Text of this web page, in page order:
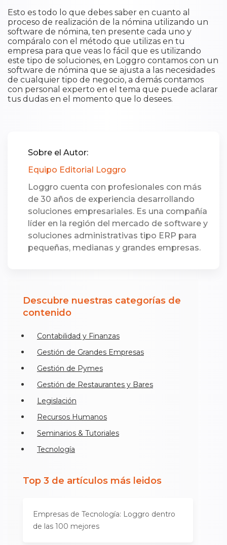
Esto es todo lo que debes saber en cuanto al
proceso de realización de la nómina utilizando un
software de nómina, ten presente cada uno y
compáralo con el método que utilizas en tu
empresa para que veas lo fácil que es utilizando
este tipo de soluciones, en Loggro contamos con un
software de nómina que se ajusta a las necesidades
de cualquier tipo de negocio, a demás contamos
con personal experto en el tema que puede aclarar
tus dudas en el momento que lo desees.
Sobre el Autor:
Equipo Editorial Loggro
Loggro cuenta con profesionales con más
de 30 años de experiencia desarrollando
soluciones empresariales. Es una compañía
líder en la región del mercado de software y
soluciones administrativas tipo ERP para
pequeñas, medianas y grandes empresas.
Descubre nuestras categorías de
contenido
Contabilidad y Finanzas
Gestión de Grandes Empresas
Gestión de Pymes
Gestión de Restaurantes y Bares
Legislación
Recursos Humanos
Seminarios & Tutoriales
Tecnología
Top 3 de artículos más leidos
Empresas de Tecnología: Loggro dentro
de las 100 mejores